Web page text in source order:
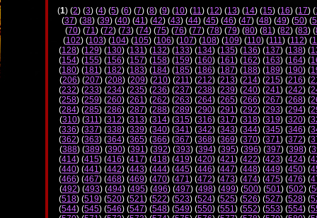
(1) (2) (3) (4) (5) (6) (7) (8) (9) (10) (11) (12) (13) (14) (15) (16) (17) (
(37) (38) (39) (40) (41) (42) (43) (44) (45) (46) (47) (48) (49) (50) (
(70) (71) (72) (73) (74) (75) (76) (77) (78) (79) (80) (81) (82) (83) (
(102) (103) (104) (105) (106) (107) (108) (109) (110) (111) (112) (
(128) (129) (130) (131) (132) (133) (134) (135) (136) (137) (138) (
(154) (155) (156) (157) (158) (159) (160) (161) (162) (163) (164) (
(180) (181) (182) (183) (184) (185) (186) (187) (188) (189) (190) (
(206) (207) (208) (209) (210) (211) (212) (213) (214) (215) (216) (
(232) (233) (234) (235) (236) (237) (238) (239) (240) (241) (242) (
(258) (259) (260) (261) (262) (263) (264) (265) (266) (267) (268) (
(284) (285) (286) (287) (288) (289) (290) (291) (292) (293) (294) (
(310) (311) (312) (313) (314) (315) (316) (317) (318) (319) (320) (
(336) (337) (338) (339) (340) (341) (342) (343) (344) (345) (346) (
(362) (363) (364) (365) (366) (367) (368) (369) (370) (371) (372) (
(388) (389) (390) (391) (392) (393) (394) (395) (396) (397) (398) (
(414) (415) (416) (417) (418) (419) (420) (421) (422) (423) (424) (
(440) (441) (442) (443) (444) (445) (446) (447) (448) (449) (450) (
(466) (467) (468) (469) (470) (471) (472) (473) (474) (475) (476) (
(492) (493) (494) (495) (496) (497) (498) (499) (500) (501) (502) (
(518) (519) (520) (521) (522) (523) (524) (525) (526) (527) (528) (
(544) (545) (546) (547) (548) (549) (550) (551) (552) (553) (554) (